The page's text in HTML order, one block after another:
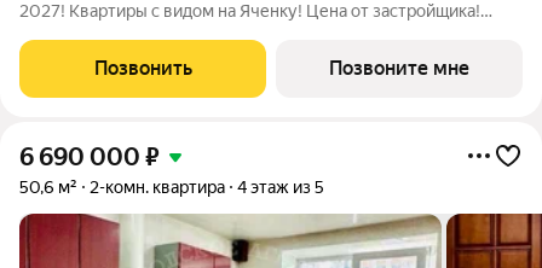
2027! Квартиры с видом на Яченку! Цена от застройщика!
программы покупки: -Семейная ипотека с платежами от 25
тыс/руб (для однушек), от 35
Позвонить Позвоните мне
6 690 000 ₽
50,6 м² 2-комн. квартира 4 этаж из 5